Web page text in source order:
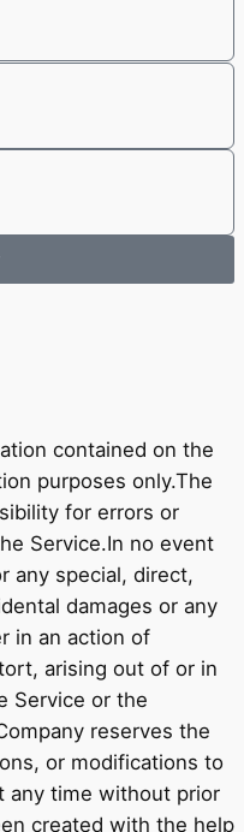
contained on the
purposes only.The
for errors or
Service.In no event
any special, direct,
damages or any
in an action of
arising out of or in
Service or the
reserves the
or modifications to
any time without prior
created with the help